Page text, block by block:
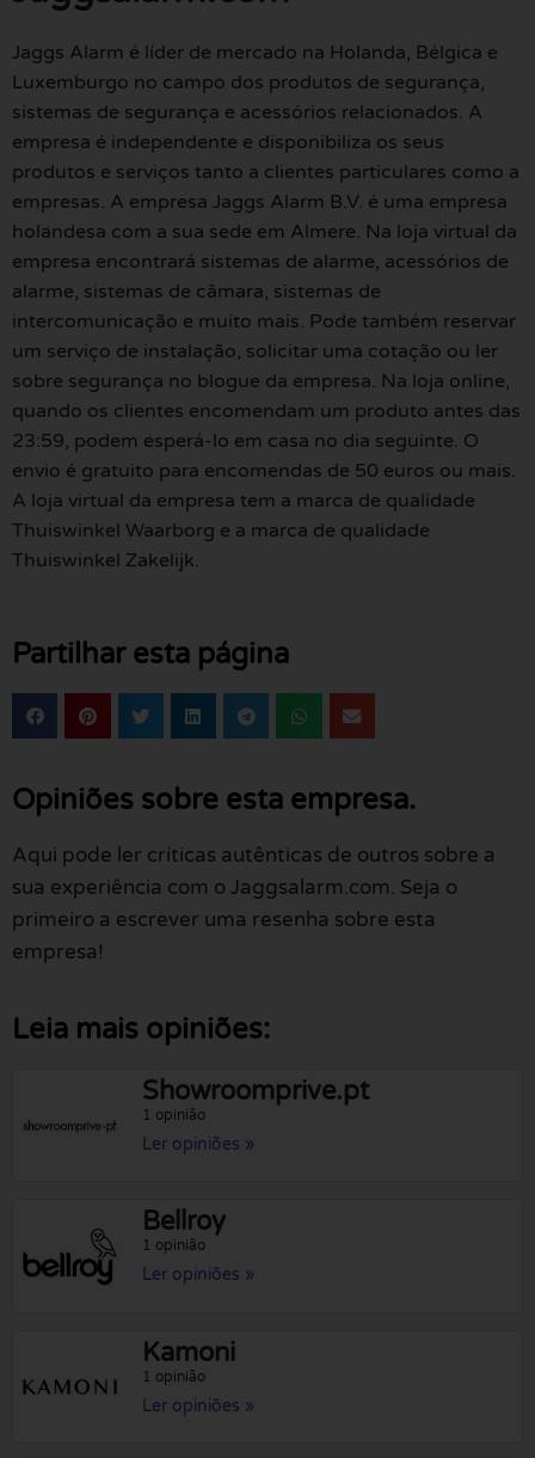
Jaggs Alarm é líder de mercado na Holanda, Bélgica e
Luxemburgo no campo dos produtos de segurança,
sistemas de segurança e acessórios relacionados. A
empresa é independente e disponibiliza os seus
produtos e serviços tanto a clientes particulares como a
empresas. A empresa Jaggs Alarm B.V. é uma empresa
holandesa com a sua sede em Almere. Na loja virtual da
empresa encontrará sistemas de alarme, acessórios de
alarme, sistemas de câmara, sistemas de
intercomunicação e muito mais. Pode também reservar
um serviço de instalação, solicitar uma cotação ou ler
sobre segurança no blogue da empresa. Na loja online,
quando os clientes encomendam um produto antes das
23:59, podem esperá-lo em casa no dia seguinte. O
envio é gratuito para encomendas de 50 euros ou mais.
A loja virtual da empresa tem a marca de qualidade
Thuiswinkel Waarborg e a marca de qualidade
Thuiswinkel Zakelijk.
Partilhar esta página
Opiniões sobre esta empresa.
Aqui pode ler críticas autênticas de outros sobre a
sua experiência com o Jaggsalarm.com. Seja o
primeiro a escrever uma resenha sobre esta
empresa!
Leia mais opiniões:
Showroomprive.pt
1 opinião
Ler opiniões »
Bellroy
1 opinião
Ler opiniões »
Kamoni
1 opinião
Ler opiniões »